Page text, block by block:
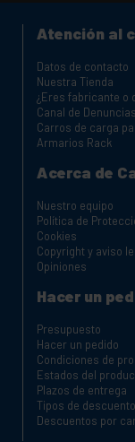
Atención al
Datos de contacto
Nuestra Tienda
¿Eres fabricante o
Canal de Denuncias
Carros de carga
Armarios Rack
Acerca de
Nuestro equipo
Política de
Cookies
Copyright y aviso
Opiniones
Hacer un
Presupuesto
Hacer un pedido
Condiciones de
Estados del
Plazos de entrega
Tipos de
Descuentos por